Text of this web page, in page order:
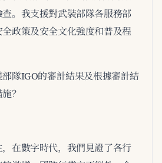
。我支援對武裝部隊各服務部
政策及安全文化強度和普及程
隊IGO的審計結果及根據審計結
？
在數字時代，我們見證了各行